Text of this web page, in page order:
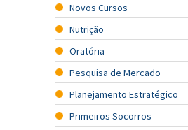
Novos Cursos
Nutrição
Oratória
Pesquisa de Mercado
Planejamento Estratégico
Primeiros Socorros